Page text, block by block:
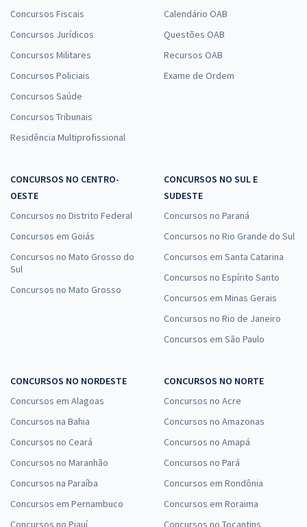
Concursos Fiscais
Concursos Jurídicos
Concursos Militares
Concursos Policiais
Concursos Saúde
Concursos Tribunais
Residência Multiprofissional
Calendário OAB
Questões OAB
Recursos OAB
Exame de Ordem
CONCURSOS NO CENTRO-
OESTE
Concursos no Distrito Federal
Concursos em Goiás
Concursos no Mato Grosso do
Sul
Concursos no Mato Grosso
CONCURSOS NO SUL E
SUDESTE
Concursos no Paraná
Concursos no Rio Grande do Sul
Concursos em Santa Catarina
Concursos no Espírito Santo
Concursos em Minas Gerais
Concursos no Rio de Janeiro
Concursos em São Paulo
CONCURSOS NO NORDESTE
Concursos em Alagoas
Concursos na Bahia
Concursos no Ceará
Concursos no Maranhão
Concursos na Paraíba
Concursos em Pernambuco
Concursos no Piauí
CONCURSOS NO NORTE
Concursos no Acre
Concursos no Amazonas
Concursos no Amapá
Concursos no Pará
Concursos em Rondônia
Concursos em Roraima
Concursos no Tocantins